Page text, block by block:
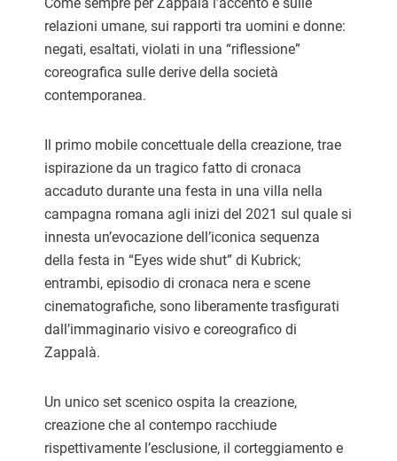
relazioni umane, sui rapporti tra uomini e donne:
negati, esaltati, violati in una “riflessione”
coreografica sulle derive della società
contemporanea.
Il primo mobile concettuale della creazione, trae
ispirazione da un tragico fatto di cronaca
accaduto durante una festa in una villa nella
campagna romana agli inizi del 2021 sul quale si
innesta un’evocazione dell’iconica sequenza
della festa in “Eyes wide shut” di Kubrick;
entrambi, episodio di cronaca nera e scene
cinematografiche, sono liberamente trasfigurati
dall’immaginario visivo e coreografico di
Zappalà.
Un unico set scenico ospita la creazione,
creazione che al contempo racchiude
rispettivamente l’esclusione, il corteggiamento e